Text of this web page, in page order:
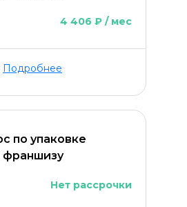
4 406 ₽ / мес
Подробнее
по упаковке
франшизу
Нет рассрочки